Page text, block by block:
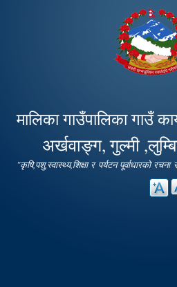
main
content
मालिका गाउँपालिका गाउँ
अर्खवाङ्ग, गुल्मी
"कृषि,पशु,स्वास्थ्य,शिक्षा र पर्यटन पूर्वाधारको